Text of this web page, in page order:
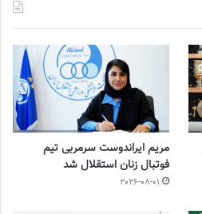
مریم ایراندوست سرمربی تیم
فوتبال زنان استقلال شد
2026-08-01